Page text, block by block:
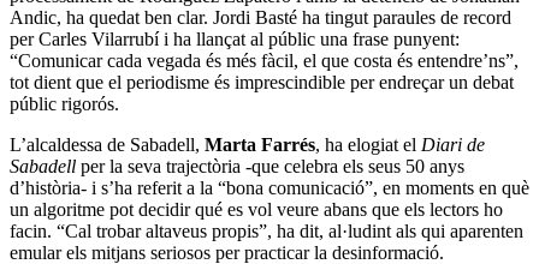
Andic, ha quedat ben clar. Jordi Basté ha tingut paraules de record
per Carles Vilarrubí i ha llançat al públic una frase punyent:
“Comunicar cada vegada és més fàcil, el que costa és entendre’ns”,
tot dient que el periodisme és imprescindible per endreçar un debat
públic rigorós.
L’alcaldessa de Sabadell, Marta Farrés, ha elogiat el Diari de
Sabadell per la seva trajectòria -que celebra els seus 50 anys
d’història- i s’ha referit a la “bona comunicació”, en moments en què
un algoritme pot decidir qué es vol veure abans que els lectors ho
facin. “Cal trobar altaveus propis”, ha dit, al·ludint als qui aparenten
emular els mitjans seriosos per practicar la desinformació.